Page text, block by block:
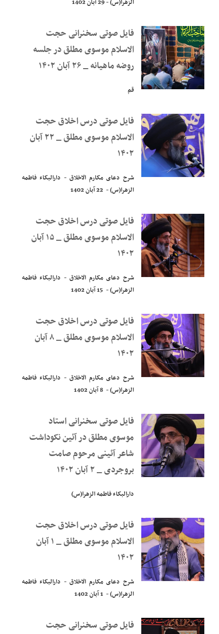
فایل صوتی سخنرانی حجت
الاسلام موسوی مطلق در جلسه
روضه ماهیانه _ ۲۶ آبان ۱۴۰۲
قم
فایل صوتی درس اخلاق حجت
الاسلام موسوی مطلق _ ۲۲ آبان
۱۴۰۲
شرح دعای مکارم الاخلاق - دارالبکاء فاطمه
فایل صوتی درس اخلاق حجت
الاسلام موسوی مطلق _ ۱۵ آبان
۱۴۰۲
شرح دعای مکارم الاخلاق - دارالبکاء فاطمه
فایل صوتی درس اخلاق حجت
الاسلام موسوی مطلق _ ۸ آبان
۱۴۰۲
شرح دعای مکارم الاخلاق - دارالبکاء فاطمه
فایل صوتی سخنرانی استاد
موسوی مطلق در آئین نکوداشت
شاعر آئینی مرحوم صامت
بروجردی _ ۲ آبان ۱۴۰۲
فایل صوتی درس اخلاق حجت
الاسلام موسوی مطلق _ ۱ آبان
۱۴۰۲
شرح دعای مکارم الاخلاق - دارالبکاء فاطمه
فایل صوتی سخنرانی حجت